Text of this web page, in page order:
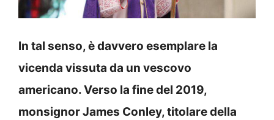
In tal senso, è davvero esemplare la
vicenda vissuta da un vescovo
americano. Verso la fine del 2019,
monsignor James Conley, titolare della